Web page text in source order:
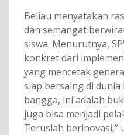
Beliau menyatakan
dan semangat
siswa. Menurutnya,
konkret dari
yang mencetak
siap bersaing di dunia
bangga, ini adalah
juga bisa menjadi
Teruslah berinovasi,”